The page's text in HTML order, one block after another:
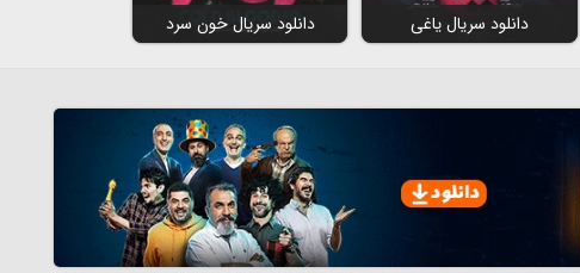
دانلود سریال یاغی دانلود سریال خون سرد